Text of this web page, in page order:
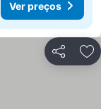
Ver preços
Partilhar